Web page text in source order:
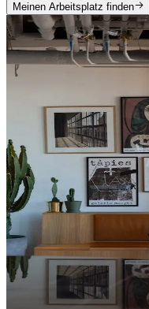
Meinen Arbeitsplatz finden